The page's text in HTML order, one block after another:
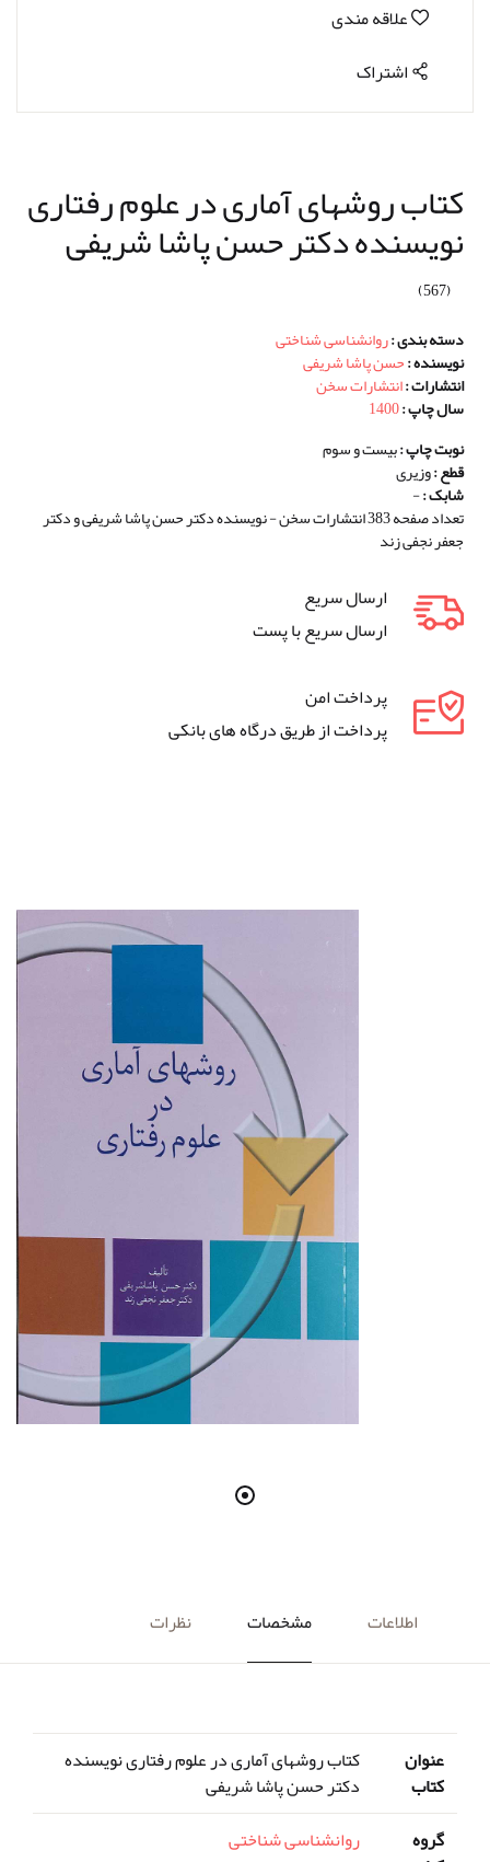
علاقه مندی
اشتراک
کتاب روشهای آماری در علوم رفتاری
نویسنده دکتر حسن پاشا شریفی
(567)
دسته بندی :روانشناسی شناختی
نویسنده :حسن پاشا شریفی
انتشارات :انتشارات سخن
سال چاپ :1400
نوبت چاپ :بیست و سوم
قطع :وزیری
شابک :-
تعداد صفحه 383 انتشارات سخن - نویسنده دکتر حسن پاشا شریفی و دکتر
جعفر نجفی زند
ارسال سریع
ارسال سریع با پست
پرداخت امن
پرداخت از طریق درگاه های بانکی
اطلاعات مشخصات نظرات
عنوان
کتاب
کتاب روشهای آماری در علوم رفتاری نویسنده
دکتر حسن پاشا شریفی
گروه
روانشناسی شناختی